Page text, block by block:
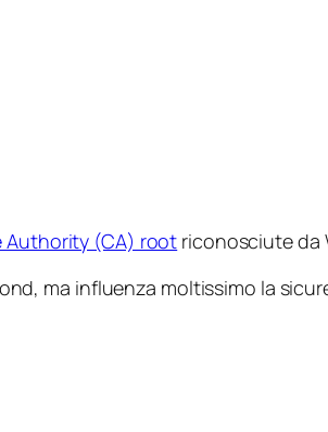
Authority (CA) root riconosciute da
ma influenza moltissimo la